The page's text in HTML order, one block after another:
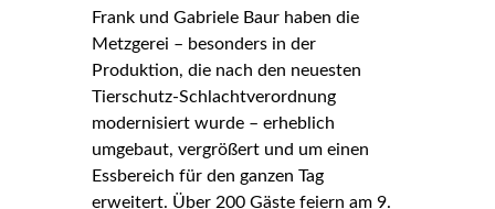
Frank und Gabriele Baur haben die
Metzgerei – besonders in der
Produktion, die nach den neuesten
Tierschutz-Schlachtverordnung
modernisiert wurde – erheblich
umgebaut, vergrößert und um einen
Essbereich für den ganzen Tag
erweitert. Über 200 Gäste feiern am 9.